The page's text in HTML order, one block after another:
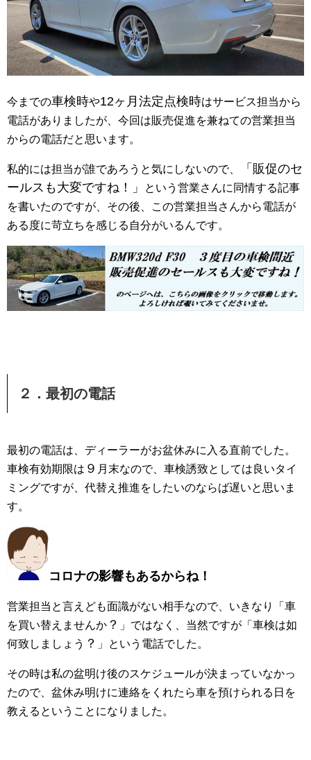
今までの車検時や12ヶ月法定点検時はサービス担当から
電話がありましたが、今回は販売促進を兼ねての営業担当
からの電話だと思います。
私的には担当が誰であろうと気にしないので、
「販促のセ
ールスも大変ですね！」
という営業さんに同情する記事
を書いたのですが、その後、この営業担当さんから電話が
ある度に苛立ちを感じる自分がいるんです。
２．最初の電話
最初の電話は、ディーラーがお盆休みに入る直前でした。
車検有効期限は ９ 月末なので、車検誘致としては良いタイ
ミングですが、代替え推進をしたいのならば遅いと思いま
す。
コロナの影響もあるからね！
営業担当と言えども面識がない相手なので、いきなり「車
を買い替えませんか ？ 」ではなく、当然ですが「車検は如
何致しましょう ？ 」という電話でした。
その時は私の盆明け後のスケジュールが決まっていなかっ
たので、盆休み明けに連絡をくれたら車を預けられる日を
教えるということになりました。